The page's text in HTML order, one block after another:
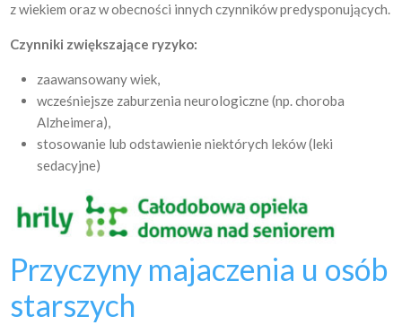
z wiekiem oraz w obecności innych czynników predysponujących.
Czynniki zwiększające ryzyko:
zaawansowany wiek,
wcześniejsze zaburzenia neurologiczne (np. choroba
Alzheimera),
stosowanie lub odstawienie niektórych leków (leki
sedacyjne)
Przyczyny majaczenia u osób
starszych